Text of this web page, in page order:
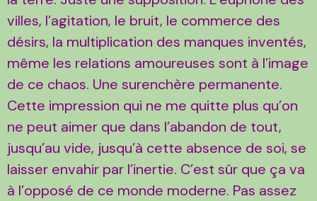
villes, l’agitation, le bruit, le commerce des
désirs, la multiplication des manques inventés,
même les relations amoureuses sont à l’image
de ce chaos. Une surenchère permanente.
Cette impression qui ne me quitte plus qu’on
ne peut aimer que dans l’abandon de tout,
jusqu’au vide, jusqu’à cette absence de soi, se
laisser envahir par l’inertie. C’est sûr que ça va
à l’opposé de ce monde moderne. Pas assez